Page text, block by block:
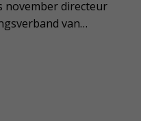
november directeur
van…